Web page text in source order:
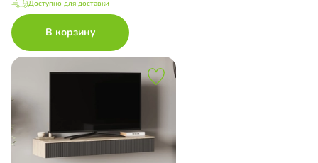
Доступно для доставки
В корзину